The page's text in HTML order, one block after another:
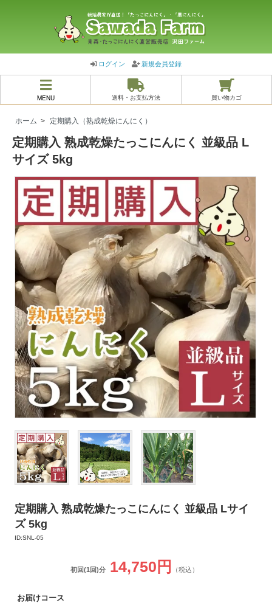
ログイン 新規会員登録
MENU 送料・お支払方法 買い物カゴ
ホーム > 定期購入（熟成乾燥にんにく）
定期購入 熟成乾燥たっこにんにく 並級品 L
サイズ 5kg
定期購入 熟成乾燥たっこにんにく 並級品 Lサイ
ズ 5kg
ID:SNL-05
初回(1回)分 14,750円 （税込）
お届けコース